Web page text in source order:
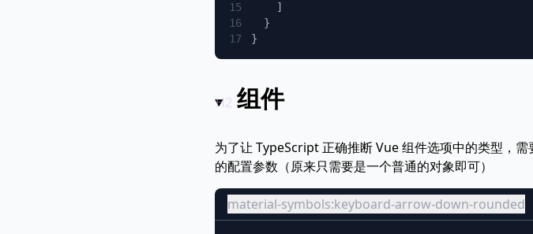
组件
为了让 TypeScript 正确推断 Vue 组件选项中的类型，
的配置参数（原来只需要是一个普通的对象即可）
material-symbols:keyboard-arrow-down-rounded